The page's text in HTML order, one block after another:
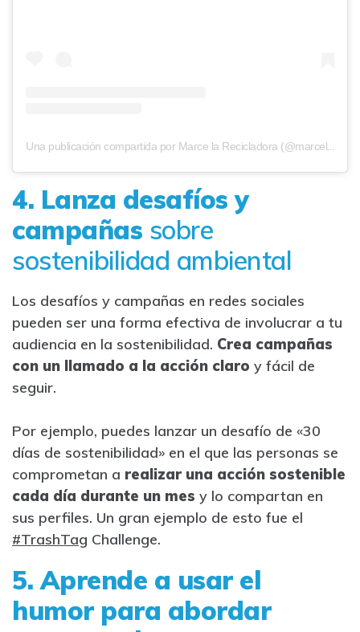
Una publicación compartida por Marce la Recicladora (@marcelarecicladora)
4. Lanza desafíos y
campañas sobre
sostenibilidad ambiental
Los desafíos y campañas en redes sociales
pueden ser una forma efectiva de involucrar a tu
audiencia en la sostenibilidad. Crea campañas
con un llamado a la acción claro y fácil de
seguir.
Por ejemplo, puedes lanzar un desafío de «30
días de sostenibilidad» en el que las personas se
comprometan a realizar una acción sostenible
cada día durante un mes y lo compartan en
sus perfiles. Un gran ejemplo de esto fue el
#TrashTag Challenge.
5. Aprende a usar el
humor para abordar